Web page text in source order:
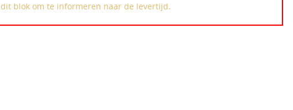
dit blok om te informeren naar de levertijd.